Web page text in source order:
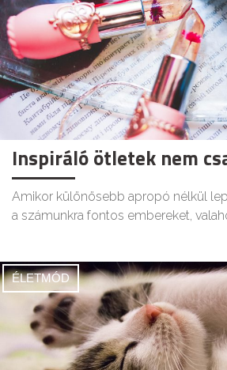
Inspiráló ötletek nem
Amikor különösebb apropó nélkül
a számunkra fontos embereket,
ÉLETMÓD